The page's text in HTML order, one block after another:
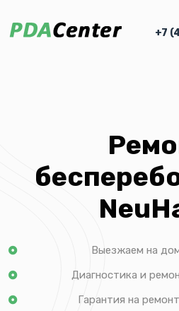
+7
Выезжаем на
Диагностика и
Гарантия на